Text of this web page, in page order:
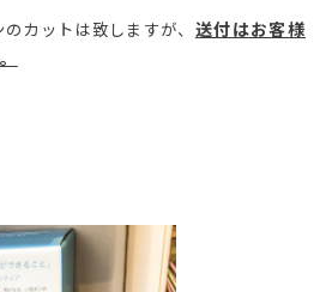
カットは致しますが、 送付はお客様